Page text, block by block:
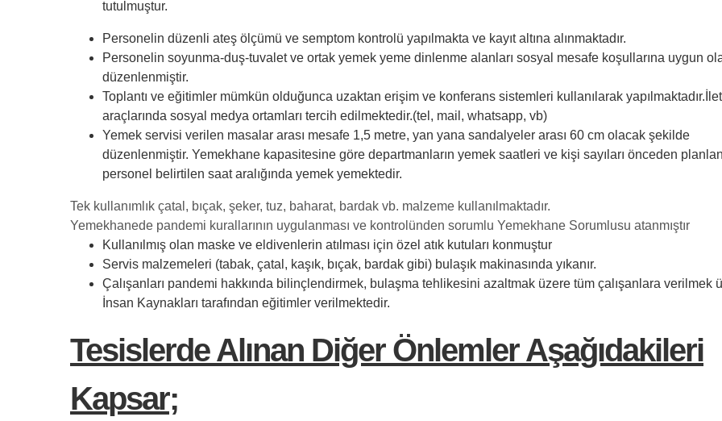
tutulmuştur.
Personelin düzenli ateş ölçümü ve semptom kontrolü yapılmakta ve kayıt altına alınmaktadır.
Personelin soyunma-duş-tuvalet ve ortak yemek yeme dinlenme alanları sosyal mesafe koşullarına uygun
düzenlenmiştir.
Toplantı ve eğitimler mümkün olduğunca uzaktan erişim ve konferans sistemleri kullanılarak
araçlarında sosyal medya ortamları tercih edilmektedir.(tel, mail, whatsapp, vb)
Yemek servisi verilen masalar arası mesafe 1,5 metre, yan yana sandalyeler arası 60 cm olacak şekilde
düzenlenmiştir. Yemekhane kapasitesine göre departmanların yemek saatleri ve kişi sayıları önceden
personel belirtilen saat aralığında yemek yemektedir.
Tek kullanımlık çatal, bıçak, şeker, tuz, baharat, bardak vb. malzeme kullanılmaktadır.
Yemekhanede pandemi kurallarının uygulanması ve kontrolünden sorumlu Yemekhane Sorumlusu atanmıştır
Kullanılmış olan maske ve eldivenlerin atılması için özel atık kutuları konmuştur
Servis malzemeleri (tabak, çatal, kaşık, bıçak, bardak gibi) bulaşık makinasında yıkanır.
Çalışanları pandemi hakkında bilinçlendirmek, bulaşma tehlikesini azaltmak üzere tüm çalışanlara verilmek
İnsan Kaynakları tarafından eğitimler verilmektedir.
Tesislerde Alınan Diğer ÖnlemlerAşağıdakileri
Kapsar;